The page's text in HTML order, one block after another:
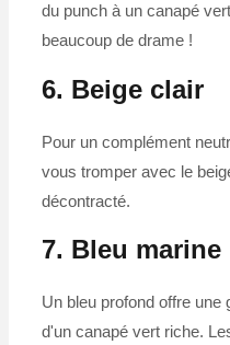
du punch à un canapé
beaucoup de drame !
6. Beige clair
Pour un complément
vous tromper avec le
décontracté.
7. Bleu marine
Un bleu profond offre une
d'un canapé vert riche.